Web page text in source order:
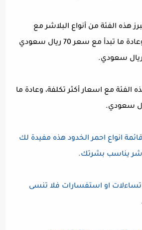
هذه الفئة من أنواع البلاشر مع
اسعار في المتناول وعادة ما تبدأ مع سعر 70 ريال سعودي
الفئة مع اسعار أكثر تكلفة، وعادة ما
انواع احمر الخدود هذه مفيدة لك
يناسب بشرتك.
تساءلات او استفسارات فلا تنسى